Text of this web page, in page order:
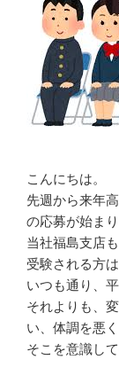
こんにちは。
先週から来年
の応募が始まり
当社福島支店
受験される方
いつも通り、
それよりも、
い、体調を悪
そこを意識し